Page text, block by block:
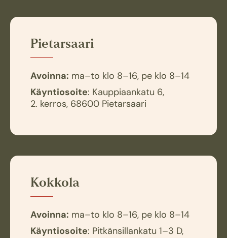
Pietarsaari
Avoinna: ma–to klo 8–16, pe klo 8–14
Käyntiosoite: Kauppiaankatu 6,
2. kerros, 68600 Pietarsaari
Kokkola
Avoinna: ma–to klo 8–16, pe klo 8–14
Käyntiosoite: Pitkänsillankatu 1–3 D,